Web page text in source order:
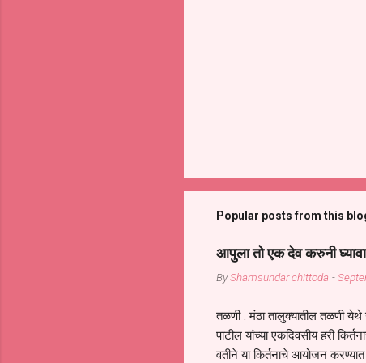
Popular posts from this
आपुला तो एक देव करुनी
ByShamsundar chittoda -
तळणी : मंठा तालुक्यातील तळणी येथे
पाटील यांच्या एकदिवसीय हरी
वतीने या किर्तनाचे आयोजन